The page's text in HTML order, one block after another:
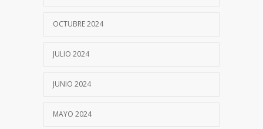
OCTUBRE 2024
JULIO 2024
JUNIO 2024
MAYO 2024